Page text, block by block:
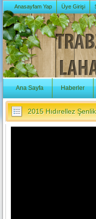
Anasayfam Yap Üye Girişi
Ana Sayfa Haberler
2015 Hıdırellez